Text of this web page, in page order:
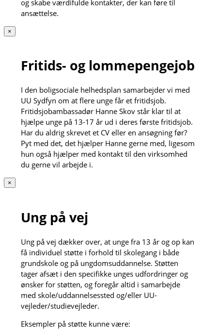
og skabe værdifulde kontakter, der kan føre til
ansættelse.
×
Fritids- og lommepengejob
I den boligsociale helhedsplan samarbejder vi med
UU Sydfyn om at flere unge får et fritidsjob.
Fritidsjobambassadør Hanne Skov står klar til at
hjælpe unge på 13-17 år ud i deres første fritidsjob.
Har du aldrig skrevet et CV eller en ansøgning før?
Pyt med det, det hjælper Hanne gerne med, ligesom
hun også hjælper med kontakt til den virksomhed
du gerne vil arbejde i.
×
Ung på vej
Ung på vej dækker over, at unge fra 13 år og op kan
få individuel støtte i forhold til skolegang i både
grundskole og på ungdomsuddannelse. Støtten
tager afsæt i den specifikke unges udfordringer og
ønsker for støtten, og foregår altid i samarbejde
med skole/uddannelsessted og/eller UU-
vejleder/studievejleder.
Eksempler på støtte kunne være: